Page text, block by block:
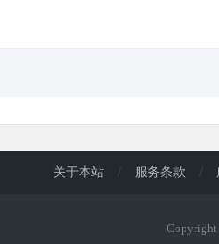
关于本站 / 服务条款 /
Copyright